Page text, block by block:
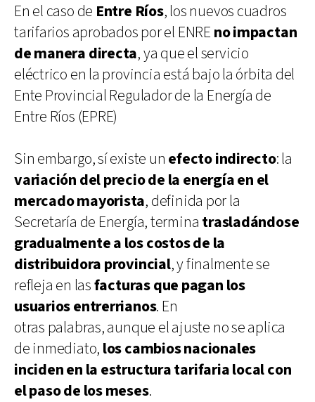
En el caso de Entre Ríos, los nuevos cuadros
tarifarios aprobados por el ENRE no impactan
de manera directa, ya que el servicio
eléctrico en la provincia está bajo la órbita del
Ente Provincial Regulador de la Energía de
Entre Ríos (EPRE)
Sin embargo, sí existe un efecto indirecto: la
variación del precio de la energía en el
mercado mayorista, definida por la
Secretaría de Energía, termina trasladándose
gradualmente a los costos de la
distribuidora provincial, y finalmente se
refleja en lasfacturas que pagan los
usuarios entrerrianos. En
otras palabras, aunque el ajuste no se aplica
de inmediato, los cambios nacionales
inciden en la estructura tarifaria local con
el paso de los meses.